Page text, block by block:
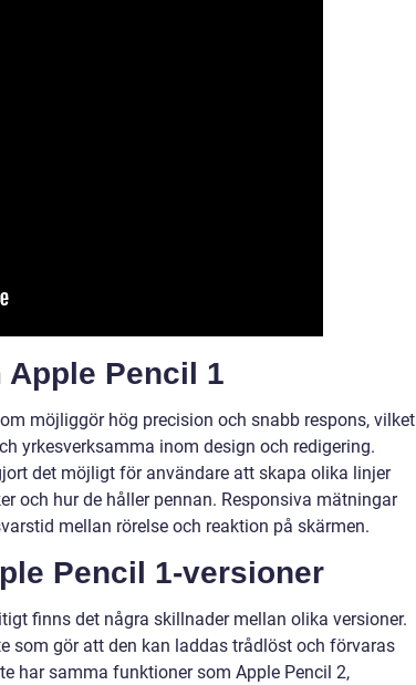
Pencil 1
möjliggör hög precision och snabb respons, vilket
yrkesverksamma inom design och redigering.
det möjligt för användare att skapa olika linjer
och hur de håller pennan. Responsiva mätningar
mellan rörelse och reaktion på skärmen.
Pencil 1-versioner
finns det några skillnader mellan olika versioner.
som gör att den kan laddas trådlöst och förvaras
har samma funktioner som Apple Pencil 2,